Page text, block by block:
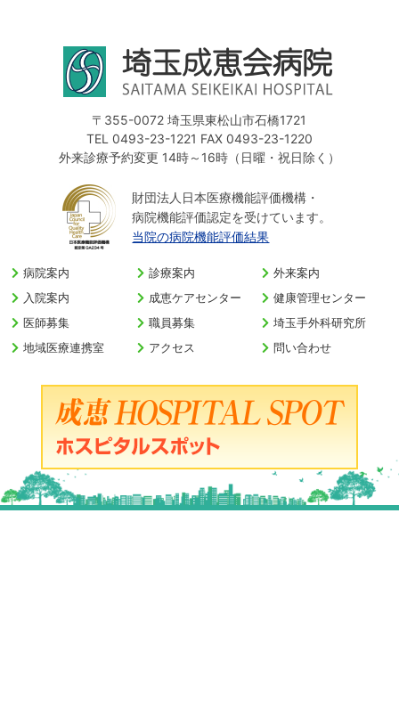
〒355-0072 埼玉県東松山市石橋1721
TEL 0493-23-1221 FAX 0493-23-1220
外来診療予約変更 14時～16時（日曜・祝日除く）
財団法人日本医療機能評価機構・
病院機能評価認定を受けています。
当院の病院機能評価結果
病院案内 診療案内
外来案内
入院案内
成恵ケアセンター
健康管理センター
医師募集
職員募集
埼玉手外科研究所
地域医療連携室
アクセス 問い合わせ